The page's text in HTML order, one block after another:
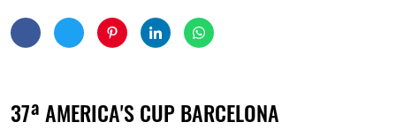
37ª AMERICA'S CUP BARCELONA